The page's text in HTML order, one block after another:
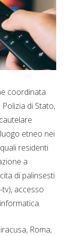
coordinata
di Stato,
etneo nei
residenti
a
di palinsesti
accesso
Roma,